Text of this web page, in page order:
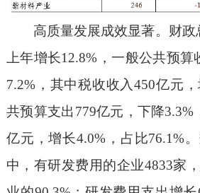
高质量发展成效显著。财政
上年增长12.8%，一般公共预算
7.2%，其中税收收入450亿元
共预算支出779亿元，下降3.3%
亿元，增长4.0%，占比76.1%
中，有研发费用的企业4833家